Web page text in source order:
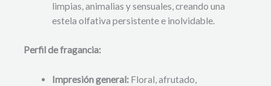
limpias, animalias y sensuales, creando una
estela olfativa persistente e inolvidable.
Perfil de fragancia:
Impresión general: Floral, afrutado,